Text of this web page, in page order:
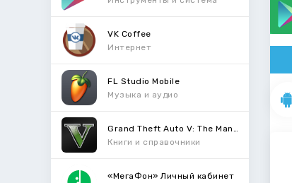
VK Coffee
Интернет
FL Studio Mobile
Музыка и аудио
Книги и справочники
«МегаФон» Личный кабинет